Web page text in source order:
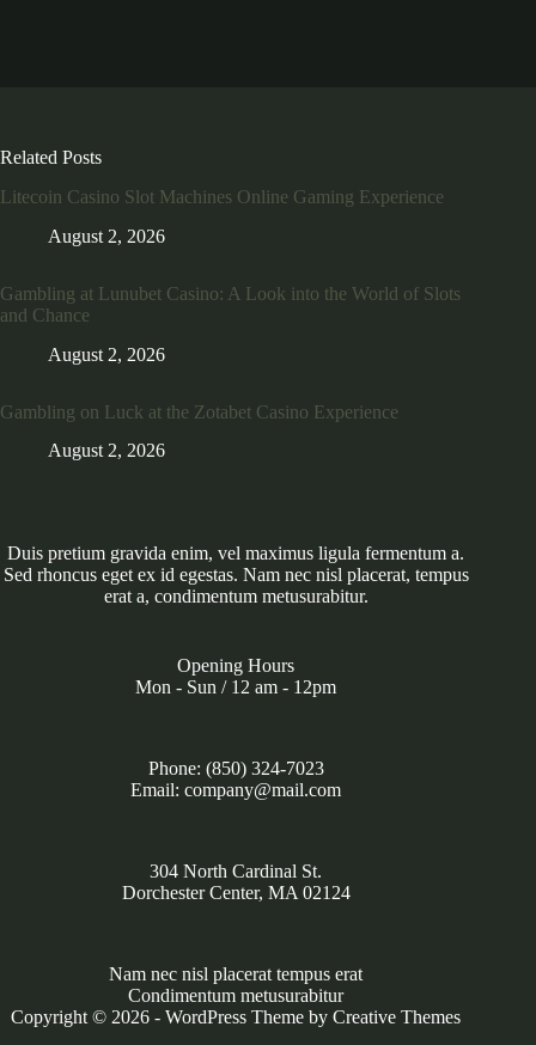
Related Posts
Litecoin Casino Slot Machines Online Gaming Experience
August 2, 2026
Gambling at Lunubet Casino: A Look into the World of Slots
and Chance
August 2, 2026
Gambling on Luck at the Zotabet Casino Experience
August 2, 2026
Duis pretium gravida enim, vel maximus ligula fermentum a.
Sed rhoncus eget ex id egestas. Nam nec nisl placerat, tempus
erat a, condimentum metusurabitur.
Opening Hours
Mon - Sun / 12 am - 12pm
Phone: (850) 324-7023
Email: company@mail.com
304 North Cardinal St.
Dorchester Center, MA 02124
Nam nec nisl placerat tempus erat
Condimentum metusurabitur
Copyright © 2026 - WordPress Theme byCreative Themes